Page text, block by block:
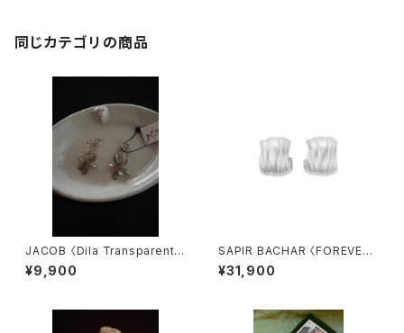
同じカテゴリの商品
JACOB 〈Dila Transparent〉
5.5
¥9,900
SAPIR BACHAR 〈FOREVER
MINI HOOPS 〉
¥31,900